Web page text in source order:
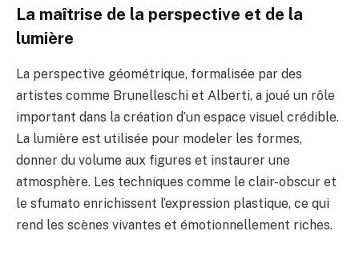
La maîtrise de la perspective et de la
lumière
La perspective géométrique, formalisée par des
artistes comme Brunelleschi et Alberti, a joué un rôle
important dans la création d’un espace visuel crédible.
La lumière est utilisée pour modeler les formes,
donner du volume aux figures et instaurer une
atmosphère. Les techniques comme le clair-obscur et
le sfumato enrichissent l’expression plastique, ce qui
rend les scènes vivantes et émotionnellement riches.